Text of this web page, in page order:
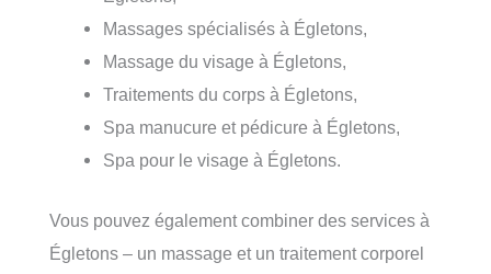
Massages spécialisés à Égletons,
Massage du visage à Égletons,
Traitements du corps à Égletons,
Spa manucure et pédicure à Égletons,
Spa pour le visage à Égletons.
Vous pouvez également combiner des services à
Égletons – un massage et un traitement corporel